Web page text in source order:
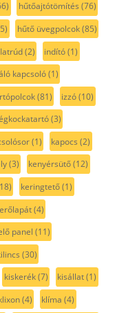
hűtőajtótömítés (76)
hűtő üvegpolcok(85)
(2) indító(1)
kapcsoló(1)
(81) izzó(10)
(3)
(1) kapocs (2)
(3) kenyérsütő(12)
keringtető(1)
(4)
panel (11)
(30)
kiskerék(7) kisállat(1)
(4) klíma (4)